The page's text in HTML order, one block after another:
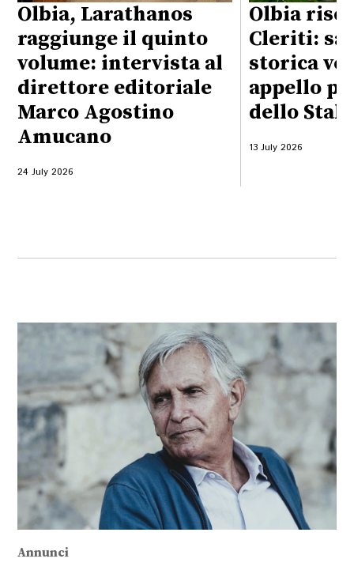
Olbia, Larathanos
raggiunge il quinto
volume: intervista al
direttore editoriale
Marco Agostino
Amucano
24 July 2026
Olbia
Cleriti:
storica
appello
dello
13 July 2026
Annunci